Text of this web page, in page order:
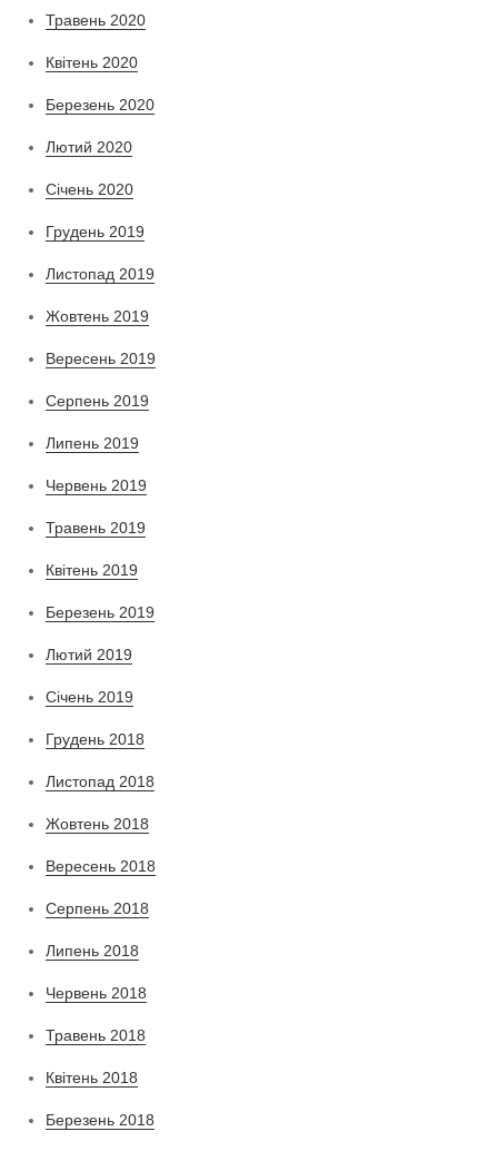
Травень 2020
Квітень 2020
Березень 2020
Лютий 2020
Січень 2020
Грудень 2019
Листопад 2019
Жовтень 2019
Вересень 2019
Серпень 2019
Липень 2019
Червень 2019
Травень 2019
Квітень 2019
Березень 2019
Лютий 2019
Січень 2019
Грудень 2018
Листопад 2018
Жовтень 2018
Вересень 2018
Серпень 2018
Липень 2018
Червень 2018
Травень 2018
Квітень 2018
Березень 2018